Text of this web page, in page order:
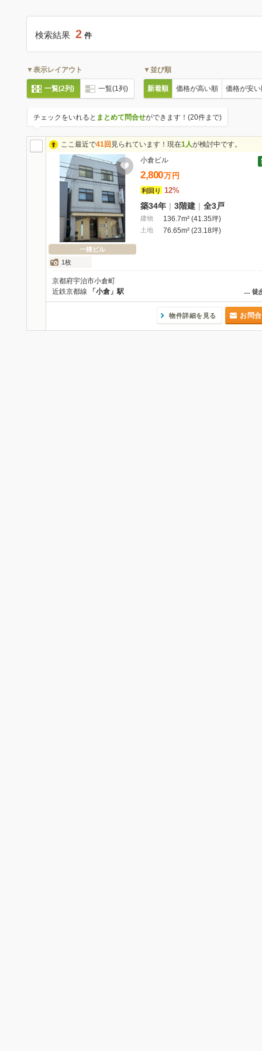
検索結果 2 件
▼表示レイアウト
一覧(2列) 一覧(1列)
▼並び順
新着順 価格が高い順 価格が安
チェックをいれると まとめて問合せができます！(20件まで)
ここ最近で41回 見られています！現在1人が検討中です。
一棟ビル
1枚
小倉ビル
2,800万 円
利回り 12%
築34年 | 3階建 | 全3戸
建物 136.7m² (41.35坪)
土地 76.65m² (23.18坪)
京都府宇治市小倉町
… 徒
近鉄京都線 「小倉」駅
物件詳細を見る お問